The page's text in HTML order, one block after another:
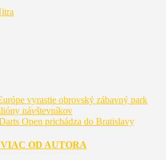
vyrastie obrovský zábavný park
návštevníkov
Open prichádza do Bratislavy
VIAC OD AUTORA